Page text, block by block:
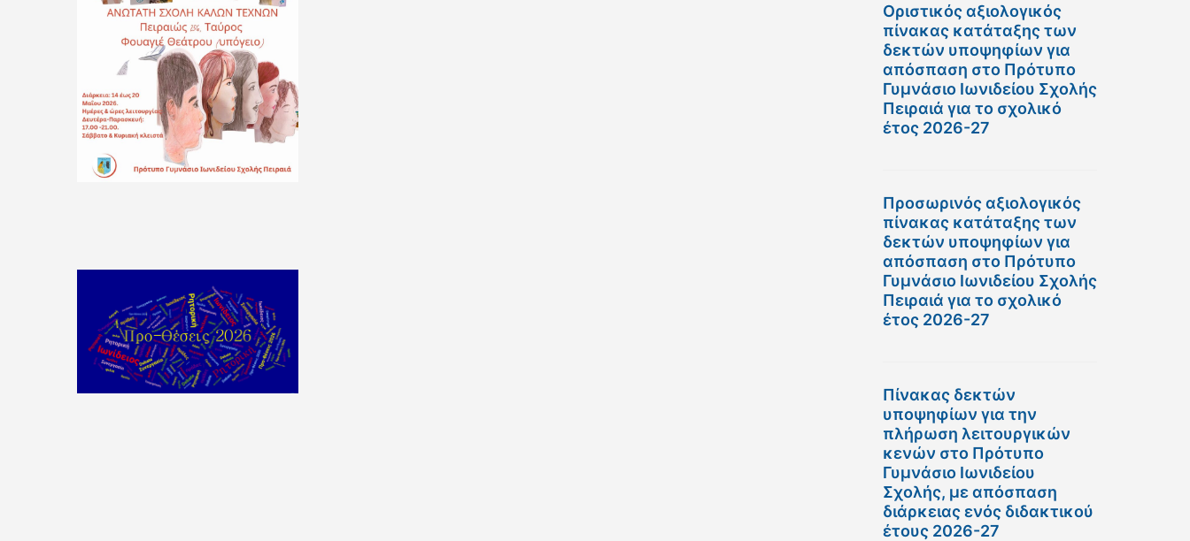
Οριστικός αξιολογικός
πίνακας κατάταξης των
δεκτών υποψηφίων για
απόσπαση στο Πρότυπο
Γυμνάσιο Ιωνιδείου Σχολής
Πειραιά για το σχολικό
έτος 2026-27
Προσωρινός αξιολογικός
πίνακας κατάταξης των
δεκτών υποψηφίων για
απόσπαση στο Πρότυπο
Γυμνάσιο Ιωνιδείου Σχολής
Πειραιά για το σχολικό
έτος 2026-27
Πίνακας δεκτών
υποψηφίων για την
πλήρωση λειτουργικών
κενών στο Πρότυπο
Γυμνάσιο Ιωνιδείου
Σχολής, με απόσπαση
διάρκειας ενός διδακτικού
έτους 2026-27